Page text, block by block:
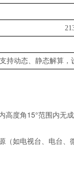
支持动态、静态解算，
高度角15°范围内无
（如电视台、电台